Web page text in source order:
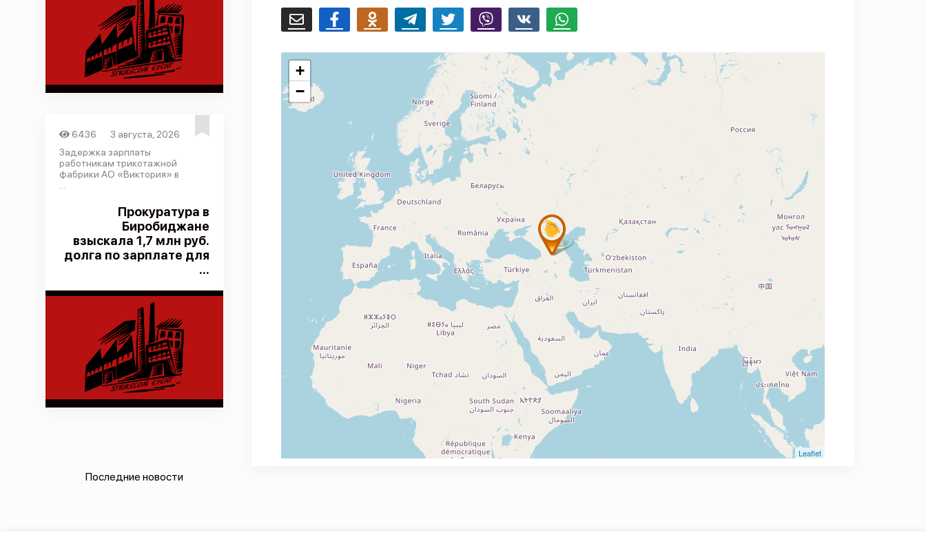
6436
3 августа, 2026
Задержка зарплаты
работникам трикотажной
фабрики АО «Виктория» в
Прокуратура в
Биробиджане
взыскала 1,7 млн руб.
долга по зарплате для
...
Последние новости
Email FacebookOdnoklassnikiTelegram Twitter Viber Whatsapp
+
−
Leaflet